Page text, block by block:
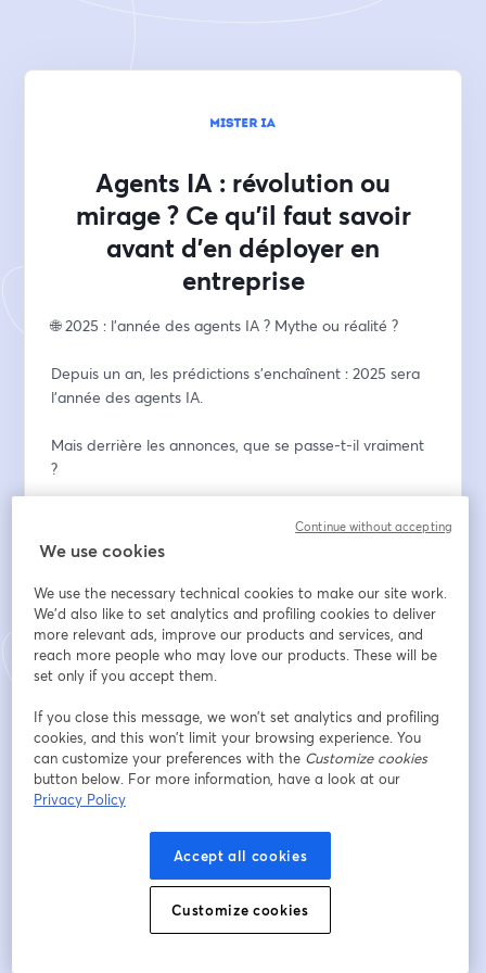
Agents IA : révolution ou
mirage ? Ce qu'il faut savoir
avant d'en déployer en
entreprise
🌐 2025 : l’année des agents IA ? Mythe ou réalité ?
Depuis un an, les prédictions s’enchaînent : 2025 sera
l’année des agents IA.
Mais derrière les annonces, que se passe-t-il vraiment
?
👉 OpenAI lance ChatGPT Operator et Deep
Research.
👉 Mistral fait parler de ses agents multi-rôles.
👉 Des outils comme Genspark misent à fond sur cette
technologie.
Mais concrètement, est-ce que ces agents sont déjà
utilisés en entreprise ?
Et surtout… sont-ils vraiment prêts à automatiser des
tâches humaines ?
⸻
📌 Ce que vous découvrirez pendant ce webinar :
✅ Qu’est-ce qu’un agent IA ?
We use cookies
We use the necessary technical cookies to make our site work.
We'd also like to set analytics and profiling cookies to deliver
more relevant ads, improve our products and services, and
reach more people who may love our products. These will be
set only if you accept them.
If you close this message, we won’t set analytics and profiling
cookies, and this won’t limit your browsing experience. You
can customize your preferences with the Customize cookies
button below. For more information, have a look at our
Privacy Policy
Accept all cookies
Customize cookies
Continue without accepting